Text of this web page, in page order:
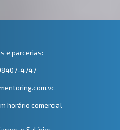
e parcerias:
4747
horário comercial